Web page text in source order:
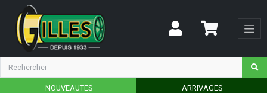
NOUVEAUTES ARRIVAGES